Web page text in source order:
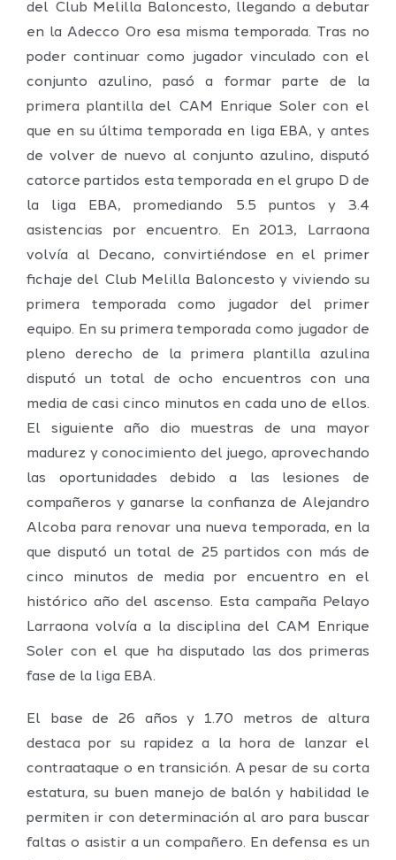
del Club Melilla Baloncesto, llegando a debutar
en la Adecco Oro esa misma temporada. Tras no
poder continuar como jugador vinculado con el
conjunto azulino, pasó a formar parte de la
primera plantilla del CAM Enrique Soler con el
que en su última temporada en liga EBA, y antes
de volver de nuevo al conjunto azulino, disputó
catorce partidos esta temporada en el grupo D de
la liga EBA, promediando 5.5 puntos y 3.4
asistencias por encuentro. En 2013, Larraona
volvía al Decano, convirtiéndose en el primer
fichaje del Club Melilla Baloncesto y viviendo su
primera temporada como jugador del primer
equipo. En su primera temporada como jugador de
pleno derecho de la primera plantilla azulina
disputó un total de ocho encuentros con una
media de casi cinco minutos en cada uno de ellos.
El siguiente año dio muestras de una mayor
madurez y conocimiento del juego, aprovechando
las oportunidades debido a las lesiones de
compañeros y ganarse la confianza de Alejandro
Alcoba para renovar una nueva temporada, en la
que disputó un total de 25 partidos con más de
cinco minutos de media por encuentro en el
histórico año del ascenso. Esta campaña Pelayo
Larraona volvía a la disciplina del CAM Enrique
Soler con el que ha disputado las dos primeras
fase de la liga EBA.
El base de 26 años y 1.70 metros de altura
destaca por su rapidez a la hora de lanzar el
contraataque o en transición. A pesar de su corta
estatura, su buen manejo de balón y habilidad le
permiten ir con determinación al aro para buscar
faltas o asistir a un compañero. En defensa es un